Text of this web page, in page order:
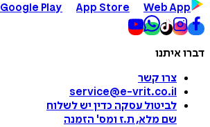
Google Play
App Store Web App
דברו איתנו
צרו קשר
service@e-vrit.co.il
לביטול עסקה כדין יש לשלוח
שם מלא, ת.ז ומס' הזמנה